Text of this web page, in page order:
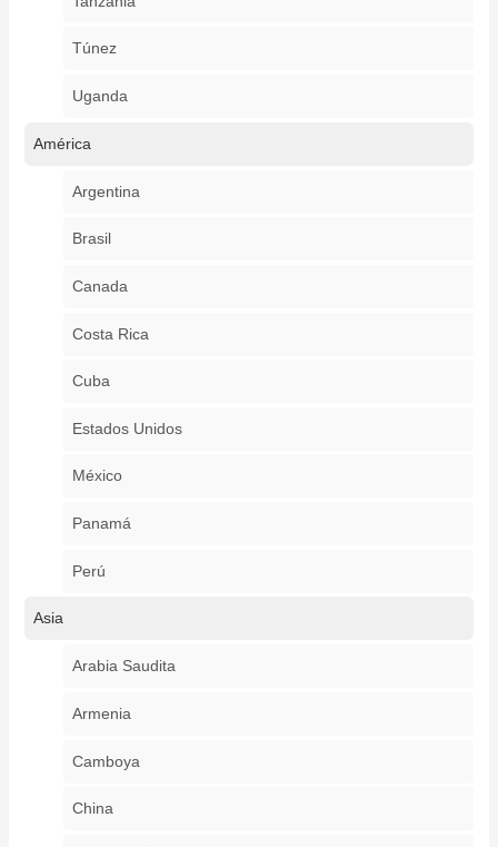
Túnez
Uganda
América
Argentina
Brasil
Canada
Costa Rica
Cuba
Estados Unidos
México
Panamá
Perú
Asia
Arabia Saudita
Armenia
Camboya
China